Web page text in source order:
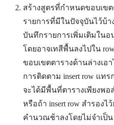
สร้างสูตรที่กำหนดขอบเข
รายการที่มีในปัจจุบันไว้บ้า
บันทึกรายการเพิ่มเติมในอ
โดยอาจเทสีพื้นลงไปใน
ขอบเขตตารางด้านล่างเอ
การติดตาม insert row แทร
จะได้มีพื้นที่ตารางเพียงพ
หรือถ้า insert row สำรองไ
คำนวณช้าลงโดยไม่จำเป็น